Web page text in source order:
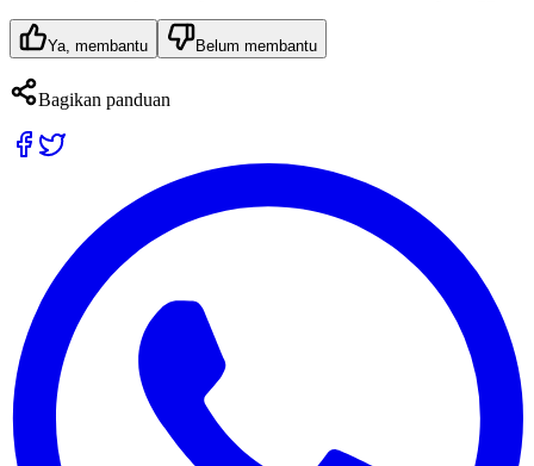
Ya, membantu Belum membantu
Bagikan panduan